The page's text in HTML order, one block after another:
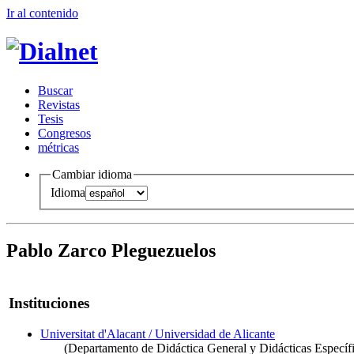
Ir al contenido
Buscar
Revistas
Tesis
Congresos
métricas
Cambiar idioma
Idioma
Pablo Zarco Pleguezuelos
Instituciones
Universitat d'Alacant / Universidad de Alicante
(Departamento de Didáctica General y Didácticas